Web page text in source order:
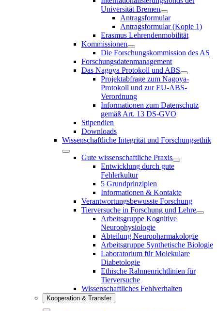
Universität Bremen
Antragsformular
Antragsformular (Kopie 1)
Erasmus Lehrendenmobilität
Kommissionen
Die Forschungskommission des AS
Forschungsdatenmanagement
Das Nagoya Protokoll und ABS
Projektabfrage zum Nagoya-
Protokoll und zur EU-ABS-
Verordnung
Informationen zum Datenschutz
gemäß Art. 13 DS-GVO
Stipendien
Downloads
Wissenschaftliche Integrität und Forschungsethik
Gute wissenschaftliche Praxis
Entwicklung durch gute
Fehlerkultur
5 Grundprinzipien
Informationen & Kontakte
Verantwortungsbewusste Forschung
Tierversuche in Forschung und Lehre
Arbeitsgruppe Kognitive
Neurophysiologie
Abteilung Neuropharmakologie
Arbeitsgruppe Synthetische Biologie
Laboratorium für Molekulare
Diabetologie
Ethische Rahmenrichtlinien für
Tierversuche
Wissenschaftliches Fehlverhalten
Kooperation & Transfer